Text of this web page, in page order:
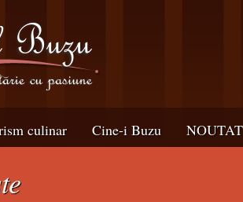
culinar Cine-i Buzu